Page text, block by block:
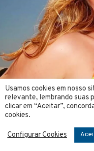
Usamos cookies em nosso
relevante, lembrando suas
clicar em “Aceitar”,
cookies.
Configurar Cookies